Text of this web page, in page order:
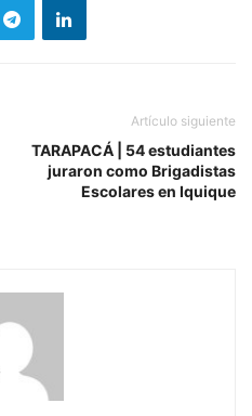
Artículo siguiente
TARAPACÁ | 54 estudiantes
juraron como Brigadistas
Escolares en Iquique